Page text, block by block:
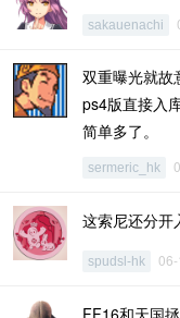
sakauenachi
双重曝光就故
ps4版直接入
简单多了。
sermeric_hk
这索尼还分开
spudsl-hk
FF16和天国